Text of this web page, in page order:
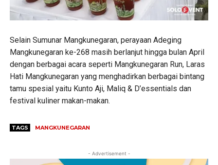
Selain Sumunar Mangkunegaran, perayaan Adeging
Mangkunegaran ke-268 masih berlanjut hingga bulan April
dengan berbagai acara seperti Mangkunegaran Run, Laras
Hati Mangkunegaran yang menghadirkan berbagai bintang
tamu spesial yaitu Kunto Aji, Maliq & D’essentials dan
festival kuliner makan-makan.
TAGS MANGKUNEGARAN
- Advertisement -